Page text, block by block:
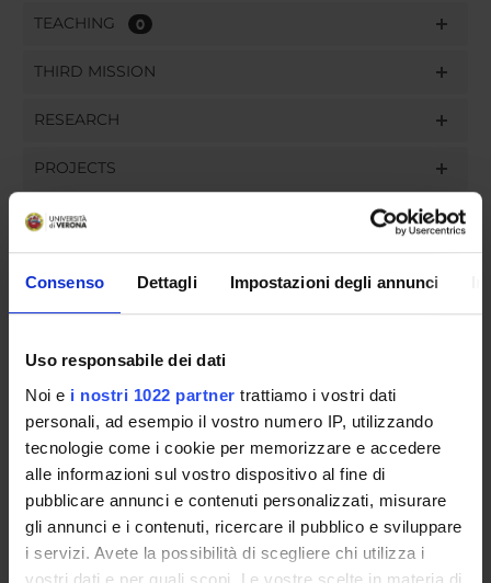
Consenso Dettagli Impostazioni degli annunci
Uso responsabile dei dati
Noi e i nostri 1022 partner trattiamo i vostri dati
personali, ad esempio il vostro numero IP, utilizzando
tecnologie come i cookie per memorizzare e accedere
alle informazioni sul vostro dispositivo al fine di
pubblicare annunci e contenuti personalizzati, misurare
gli annunci e i contenuti, ricercare il pubblico e sviluppare
i servizi. Avete la possibilità di scegliere chi utilizza i
vostri dati e per quali scopi. Le vostre scelte in materia di
TEACHING 0
THIRD MISSION
RESEARCH
PROJECTS
ASSIGNMENTS
COMMITTEES
DEPARTMENT ADMINISTRATION OFFICES
STUDENT ADMINISTRATION OFFICES